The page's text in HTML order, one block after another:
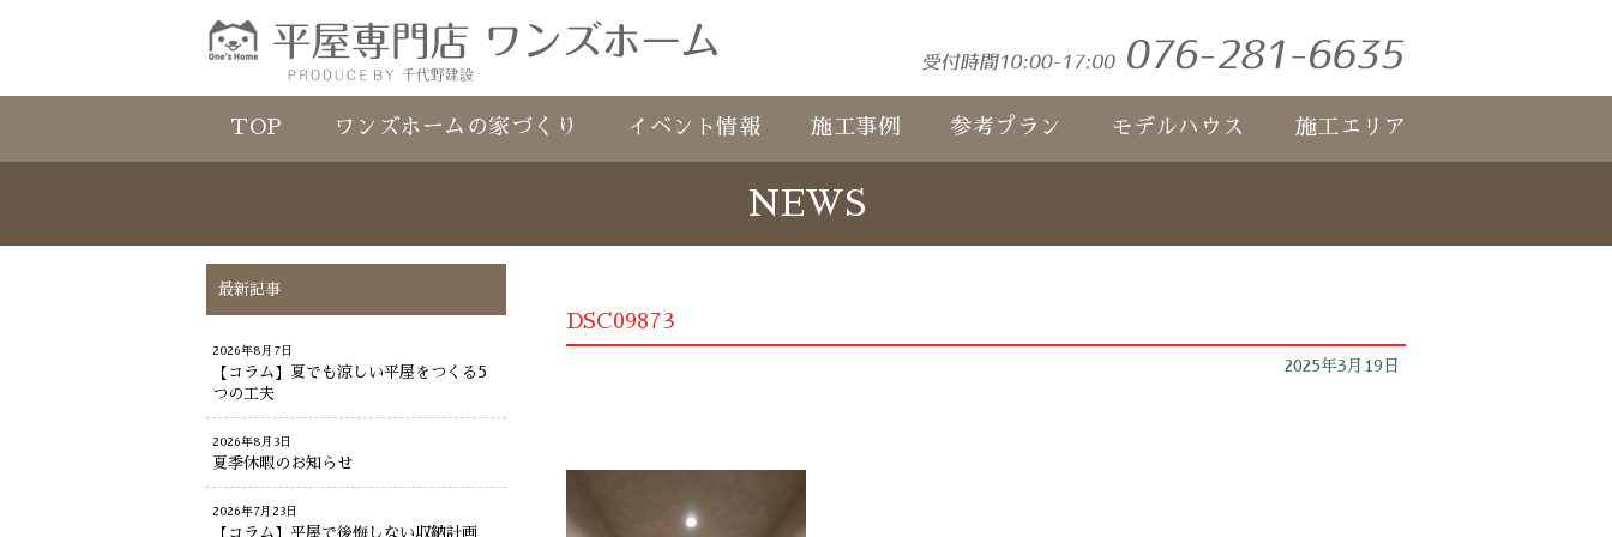
TOP ワンズホームの家づくり イベント情報 施工事例 参考プラン モデルハウス 施工エリア
NEWS
DSC09873
2025年3月19日
最新記事
2026年8月7日
【コラム】夏でも涼しい平屋をつくる5
つの工夫
2026年8月3日
夏季休暇のお知らせ
2026年7月23日
【コラム】平屋で後悔しない収納計画